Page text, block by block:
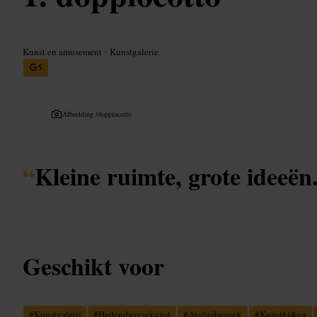
Kunst en amusement • Kunstgalerie
5
Afbeelding /doppiocotto
“Kleine ruimte, grote ideeën.
Geschikt voor
#Kunstgalerij #Hedendaagsekunst #Atelierbezoek #Kunstkijken